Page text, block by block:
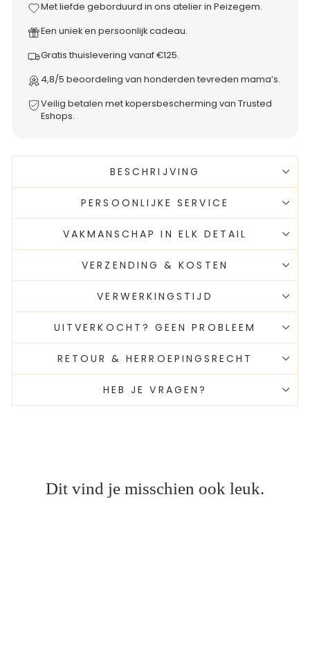
Met liefde geborduurd in ons atelier in Peizegem.
Een uniek en persoonlijk cadeau.
Gratis thuislevering vanaf €125.
4,8/5 beoordeling van honderden tevreden mama’s.
Veilig betalen met kopersbescherming van Trusted
Eshops.
BESCHRIJVING
PERSOONLIJKE SERVICE
VAKMANSCHAP IN ELK DETAIL
VERZENDING & KOSTEN
VERWERKINGSTIJD
UITVERKOCHT? GEEN PROBLEEM
RETOUR & HERROEPINGSRECHT
HEB JE VRAGEN?
Dit vind je misschien ook leuk.